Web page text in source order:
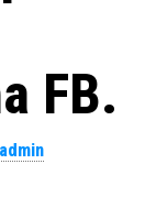
FB.
admin